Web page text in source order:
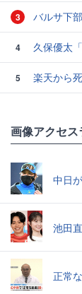
3 バルサ下
4 久保優太
5
楽天から
画像アクセ
中日
池田
正常